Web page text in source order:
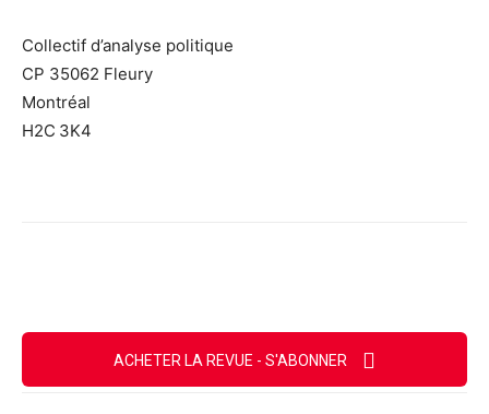
Collectif d’analyse politique
CP 35062 Fleury
Montréal
H2C 3K4
ACHETER LA REVUE - S'ABONNER